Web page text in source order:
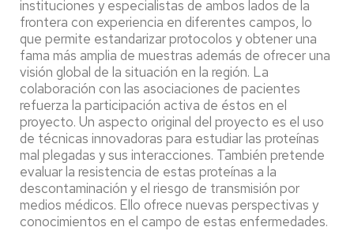
instituciones y especialistas de ambos lados de la
frontera con experiencia en diferentes campos, lo
que permite estandarizar protocolos y obtener una
fama más amplia de muestras además de ofrecer una
visión global de la situación en la región. La
colaboración con las asociaciones de pacientes
refuerza la participación activa de éstos en el
proyecto. Un aspecto original del proyecto es el uso
de técnicas innovadoras para estudiar las proteínas
mal plegadas y sus interacciones. También pretende
evaluar la resistencia de estas proteínas a la
descontaminación y el riesgo de transmisión por
medios médicos. Ello ofrece nuevas perspectivas y
conocimientos en el campo de estas enfermedades.